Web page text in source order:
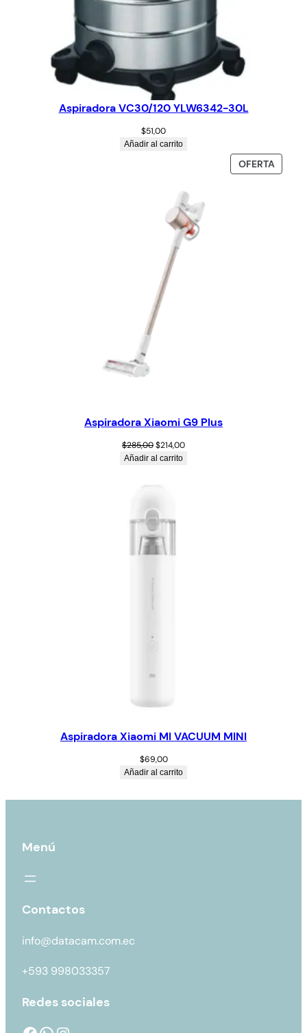
Aspiradora VC30/120 YLW6342-30L
$51,00
Añadir al carrito
OFERTA
Aspiradora Xiaomi G9 Plus
$285,00$214,00
Añadir al carrito
Aspiradora Xiaomi MI VACUUM MINI
$69,00
Añadir al carrito
Menú
Contactos
info@datacam.com.ec
+593 998033357
Redes sociales